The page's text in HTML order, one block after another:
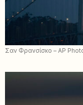
Σαν Φρανσίσκο – AP